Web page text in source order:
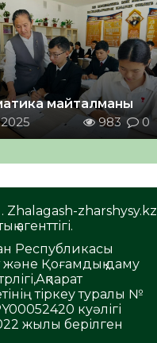
майталманы
983 0
Zhalagash-zharshysy.kz
агенттігі.
Республикасы
және Қоғамдық даму
тіркеу туралы №
куәлігі
жылы берілген